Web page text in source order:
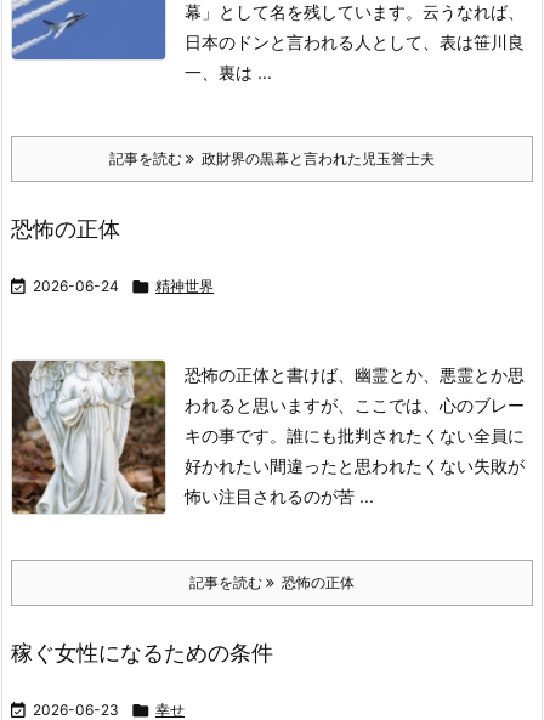
幕」として名を残しています。 云うなれば、
日本のドンと言われる人として、表は笹川良
一、裏は ...
記事を読む 政財界の黒幕と言われた児玉誉士夫
恐怖の正体
 2026-06-24  精神世界
恐怖の正体と書けば、幽霊とか、悪霊とか思
われると思いますが、ここでは、心のブレー
キの事です。 誰にも批判されたくない全員に
好かれたい間違ったと思われたくない失敗が
怖い注目されるのが苦 ...
記事を読む 恐怖の正体
稼ぐ女性になるための条件
 2026-06-23  幸せ